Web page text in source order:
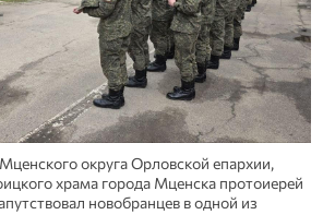
округа Орловской епархии,
храма города Мценска протоиерей
новобранцев в одной из